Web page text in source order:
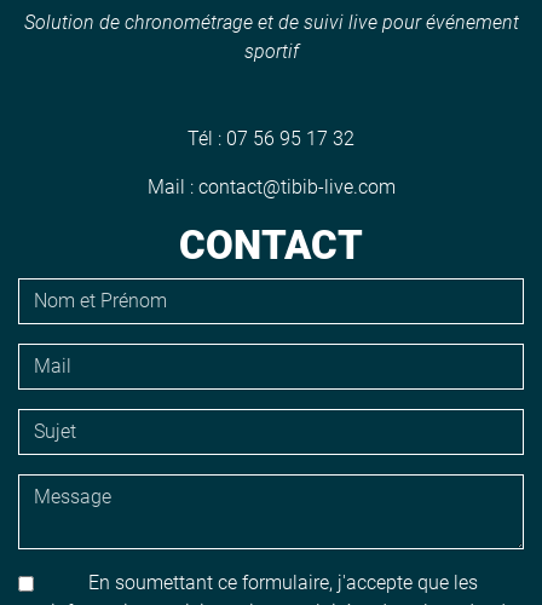
Solution de chronométrage et de suivi live pour événement
sportif
Tél : 07 56 95 17 32
Mail : contact@tibib-live.com
CONTACT
En soumettant ce formulaire, j'accepte que les